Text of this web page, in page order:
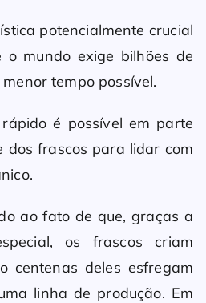
potencialmente crucial
mundo exige bilhões de
tempo possível.
é possível em parte
dos frascos para lidar com
ao fato de que, graças a
os frascos criam
centenas deles esfregam
linha de produção. Em